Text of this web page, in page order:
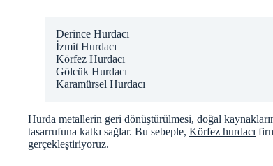
Derince Hurdacı
İzmit Hurdacı
Körfez Hurdacı
Gölcük Hurdacı
Karamürsel Hurdacı
Hurda metallerin geri dönüştürülmesi, doğal
tasarrufuna katkı sağlar. Bu sebeple, Körfez hurdacı
gerçekleştiriyoruz.